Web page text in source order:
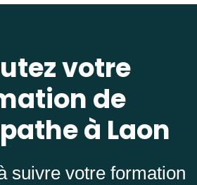
votre
de
à Laon
suivre votre formation